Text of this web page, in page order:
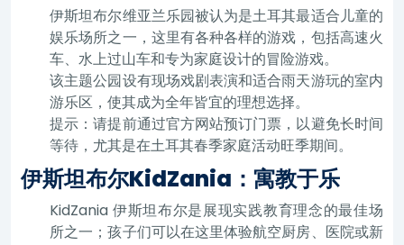
伊斯坦布尔维亚兰乐园被认为是土耳其最适合儿童的
娱乐场所之一，这里有各种各样的游戏，包括高速火
车、水上过山车和专为家庭设计的冒险游戏。
该主题公园设有现场戏剧表演和适合雨天游玩的室内
游乐区，使其成为全年皆宜的理想选择。
提示：请提前通过官方网站预订门票，以避免长时间
等待，尤其是在土耳其春季家庭活动旺季期间。
伊斯坦布尔KidZania：寓教于乐
KidZania 伊斯坦布尔是展现实践教育理念的最佳场
所之一；孩子们可以在这里体验航空厨房、医院或新